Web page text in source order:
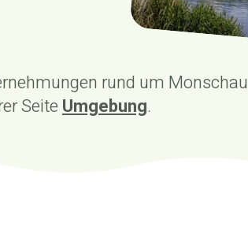
rund um Monschau
Seite Umgebung.